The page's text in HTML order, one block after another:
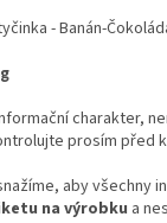
-Banán-
charakter,
prosím před
aby všechny
na výrobku a